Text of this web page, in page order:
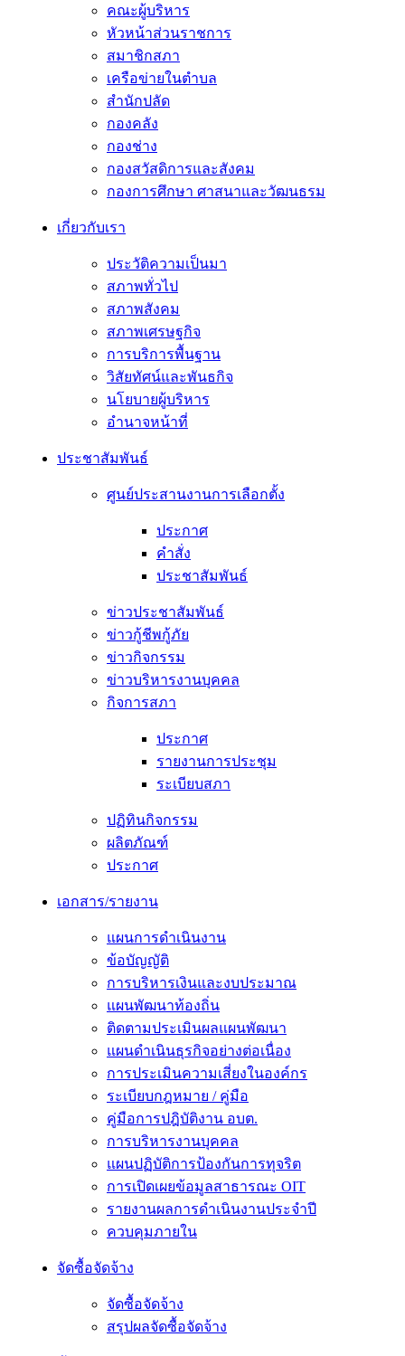
คณะผู้บริหาร
หัวหน้าส่วนราชการ
สมาชิกสภา
เครือข่ายในตำบล
สำนักปลัด
กองคลัง
กองช่าง
กองสวัสดิการและสังคม
กองการศึกษา ศาสนาและวัฒนธรม
เกี่ยวกับเรา
ประวัติความเป็นมา
สภาพทั่วไป
สภาพสังคม
สภาพเศรษฐกิจ
การบริการพื้นฐาน
วิสัยทัศน์และพันธกิจ
นโยบายผู้บริหาร
อํานาจหน้าที่
ประชาสัมพันธ์
ศูนย์ประสานงานการเลือกตั้ง
ประกาศ
คำสั่ง
ประชาสัมพันธ์
ข่าวประชาสัมพันธ์
ข่าวกู้ชีพกู้ภัย
ข่าวกิจกรรม
ข่าวบริหารงานบุคคล
กิจการสภา
ประกาศ
รายงานการประชุม
ระเบียบสภา
ปฏิทินกิจกรรม
ผลิตภัณฑ์
ประกาศ
เอกสาร/รายงาน
แผนการดำเนินงาน
ข้อบัญญัติ
การบริหารเงินและงบประมาณ
แผนพัฒนาท้องถิ่น
ติดตามประเมินผลแผนพัฒนา
แผนดำเนินธุรกิจอย่างต่อเนื่อง
การประเมินความเสี่ยงในองค์กร
ระเบียบกฎหมาย / คู่มือ
คู่มือการปฎิบัติงาน อบต.
การบริหารงานบุคคล
แผนปฏิบัติการป้องกันการทุจริต
การเปิดเผยข้อมูลสาธารณะ OIT
รายงานผลการดำเนินงานประจำปี
ควบคุมภายใน
จัดซื้อจัดจ้าง
จัดซื้อจัดจ้าง
สรุปผลจัดซื้อจัดจ้าง